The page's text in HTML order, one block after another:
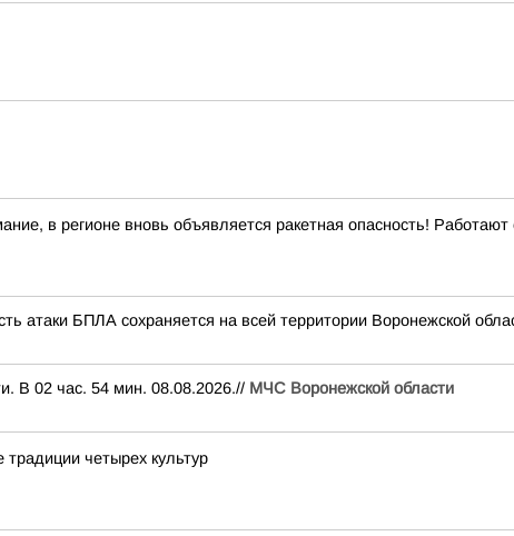
в регионе вновь объявляется ракетная опасность!
атаки БПЛА сохраняется на всей территории Воронежской
В 02 час. 54 мин. 08.08.2026.// МЧС Воронежской области
четырех культур